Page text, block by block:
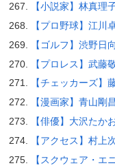
【小説家】林真理
【プロ野球】江川
【ゴルフ】渋野日
【プロレス】武藤
【チェッカーズ】
【漫画家】青山剛昌
【俳優】大沢たか
【アクセス】村上
【スクウェア・エ